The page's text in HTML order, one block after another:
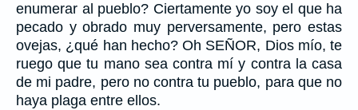
enumerar al pueblo? Ciertamente yo soy el que ha
pecado y obrado muy perversamente, pero estas
ovejas, ¿qué han hecho? Oh SEÑOR, Dios mío, te
ruego que tu mano sea contra mí y contra la casa
de mi padre, pero no contra tu pueblo, para que no
haya plaga entre ellos.